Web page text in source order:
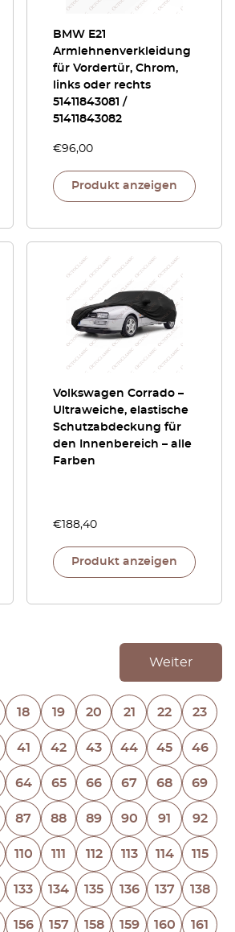
BMW E21
Armlehnenverkleidung
für Vordertür, Chrom,
links oder rechts
51411843081 /
51411843082
€96,00
Produkt anzeigen
Volkswagen Corrado –
Ultraweiche, elastische
Schutzabdeckung für
den Innenbereich – alle
Farben
€ 188,40
Produkt anzeigen
Weiter
18 19 20 21 22 23
41 42 43 44 45 46
64 65 66 67 68 69
87 88 89 90 91 92
110 111 112 113 114 115
133 134 135 136 137 138
156 157 158 159 160 161